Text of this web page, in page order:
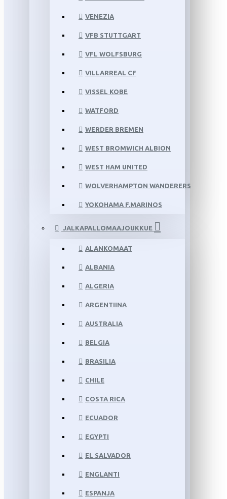
VENEZIA
VFB STUTTGART
VFL WOLFSBURG
VILLARREAL CF
VISSEL KOBE
WATFORD
WERDER BREMEN
WEST BROMWICH ALBION
WEST HAM UNITED
WOLVERHAMPTON WANDERERS
YOKOHAMA F.MARINOS
JALKAPALLOMAAJOUKKUE
ALANKOMAAT
ALBANIA
ALGERIA
ARGENTIINA
AUSTRALIA
BELGIA
BRASILIA
CHILE
COSTA RICA
ECUADOR
EGYPTI
EL SALVADOR
ENGLANTI
ESPANJA